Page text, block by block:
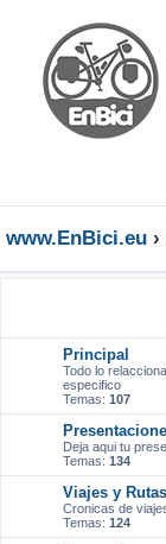
www.EnBici.eu
Principal
Todo lo
especifico
Temas: 107
Deja aqui tu
Temas: 134
Viajes y Rutas
Cronicas de
Temas: 124